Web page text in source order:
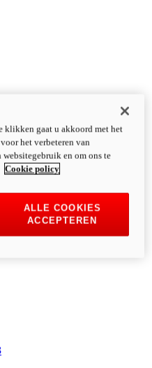
klikken gaat u akkoord met het
het verbeteren van
en om ons te
Cookie policy
ALLE COOKIES
ACCEPTEREN